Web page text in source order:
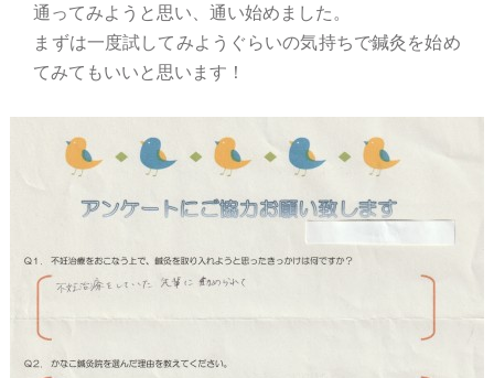
通ってみようと思い、通い始めました。
まずは一度試してみようぐらいの気持ちで鍼灸を始め
てみてもいいと思います！